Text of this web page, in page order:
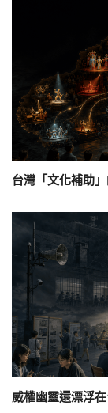
台灣「文化補助
威權幽靈還漂浮